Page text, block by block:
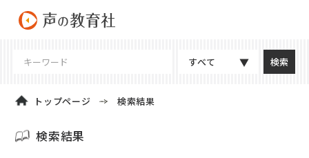
すべて
トップページ 検索結果
検索結果